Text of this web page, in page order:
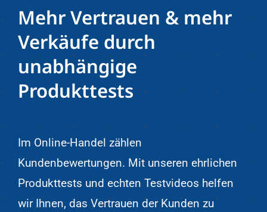
Mehr Vertrauen & mehr
Verkäufe durch
unabhängige
Produkttests
Im Online-Handel zählen
Kundenbewertungen. Mit unseren ehrlichen
Produkttests und echten Testvideos helfen
wir Ihnen, das Vertrauen der Kunden zu